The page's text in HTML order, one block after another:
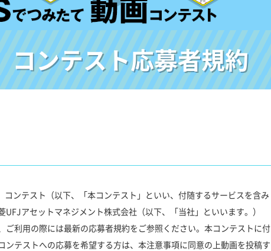
コンテスト応募者規約
コンテスト（以下、「本コンテスト」といい、付随するサービスを含み
アセットマネジメント株式会社（以下、「当社」といいます。）
利用の際には最新の応募者規約をご参照ください。本コンテストに付
テストへの応募を希望する方は、本注意事項に同意の上動画を投稿す